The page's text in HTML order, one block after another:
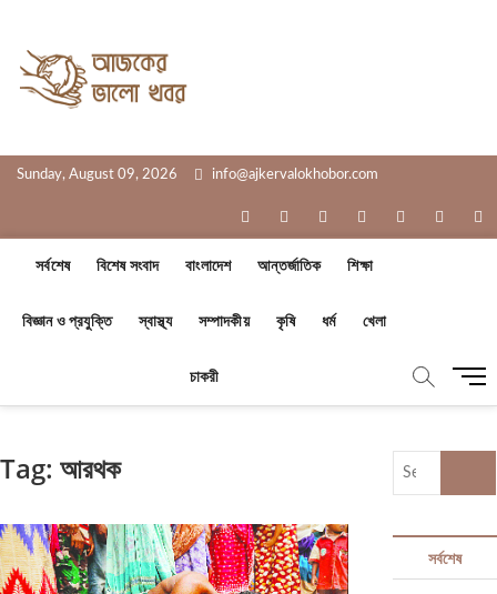
content
Sunday, August 09, 2026 info@ajkervalokhobor.com
facebooktwitterpinterestdribbbleinstagramflickr
সর্বশেষ বিশেষ সংবাদ বাংলাদেশ আন্তর্জাতিক শিক্ষা
বিজ্ঞান ও প্রযুক্তি স্বাস্থ্য সম্পাদকীয় কৃষি ধর্ম খেলা
চাকরী
M
u
u
Tag: আরথক
সর্বশেষ